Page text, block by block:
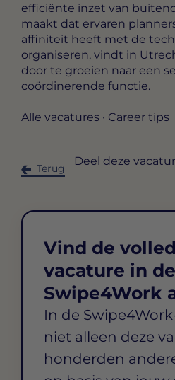
efficiënte inzet van
maakt dat ervaren
affiniteit heeft met de
organiseren, vindt in
door te groeien naar een
coördinerende functie.
Alle vacatures · Career tips
Terug
Deel deze
Vind de
vacature in de
Swipe4Work
In de
niet alleen deze
honderden